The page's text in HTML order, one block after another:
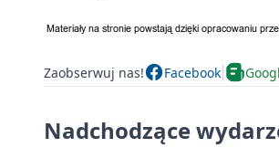
Zaobserwuj nas! Facebook
Nadchodzące